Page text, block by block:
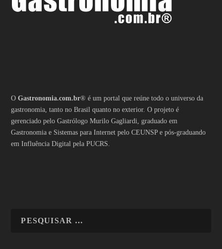
OGastronomia.com.br® é um portal que reúne todo o universo da
gastronomia, tanto no Brasil quanto no exterior. O projeto é
gerenciado pelo Gastrólogo Murilo Gagliardi, graduado em
Gastronomia e Sistemas para Internet pelo CEUNSP e pós-graduando
em Influência Digital pela PUCRS.